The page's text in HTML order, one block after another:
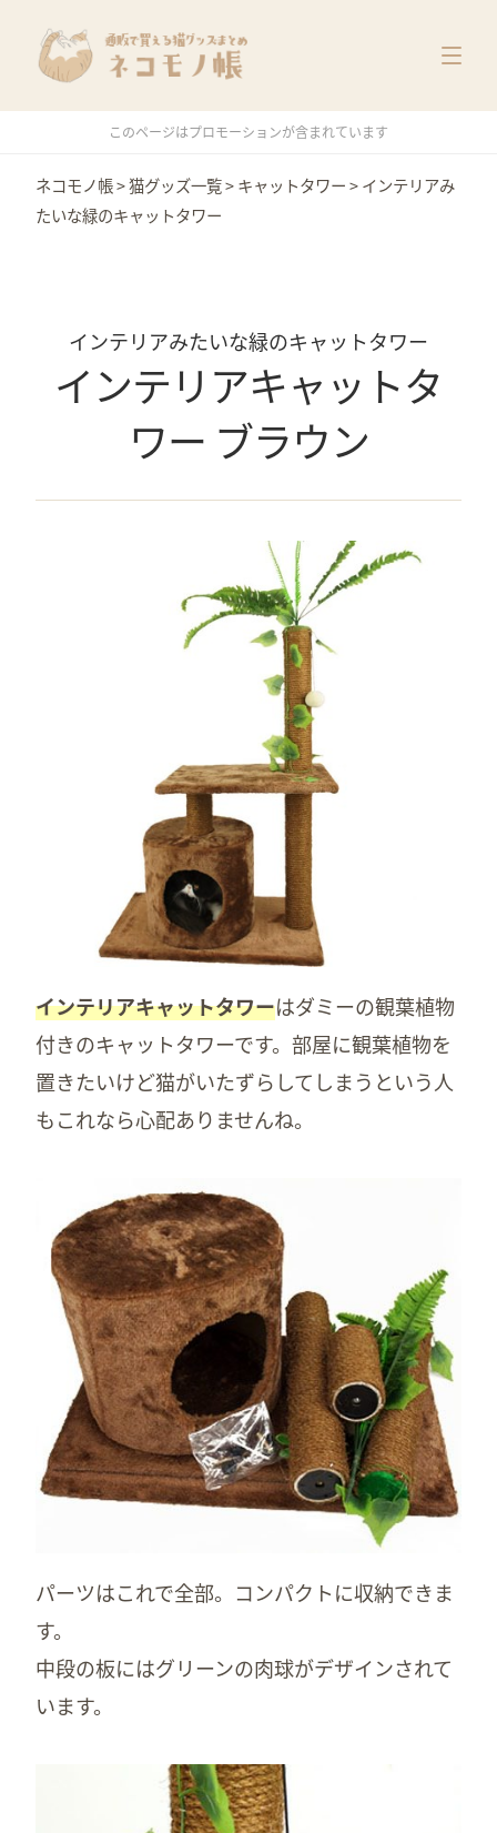
猫グッズ一覧
メーカー別
価格別
このページはプロモーションが含まれています
ネコモノ帳>猫グッズ一覧>キャットタワー>インテリアみ
たいな緑のキャットタワー
インテリアみたいな緑のキャットタワー
インテリアキャットタ
ワー ブラウン
インテリアキャットタワーはダミーの観葉植物
付きのキャットタワーです。部屋に観葉植物を
置きたいけど猫がいたずらしてしまうという人
もこれなら心配ありませんね。
パーツはこれで全部。コンパクトに収納できま
す。
中段の板にはグリーンの肉球がデザインされて
います。